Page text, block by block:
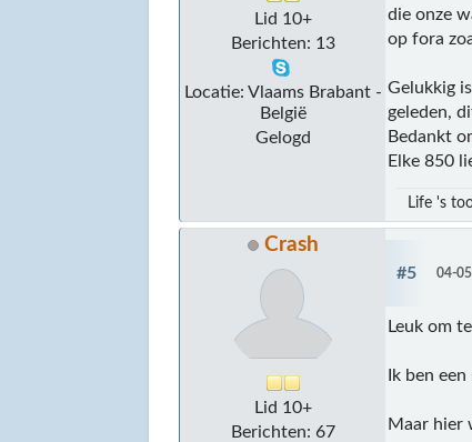
Lid 10+
Berichten: 13
Locatie: Vlaams Brabant -
België
Gelogd
die onze
op fora
Gelukkig
geleden,
Bedankt
Elke 850
Life 's
Crash
Lid 10+
Berichten: 67
#5 04-
Leuk om
Ik ben
Maar hier